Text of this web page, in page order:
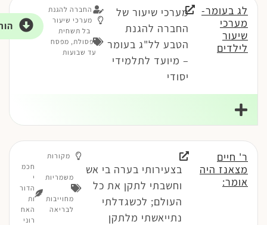
לג בעומר-
מערכי
שיעור
לילדים
מערכי שיעור של
החברה להגנת
הטבע לל"ג בעומר
– מיועד לתלמידי
יסודי
החברה להגנת
מערכי שיעור
בל תשחית
ופסולת , מפסח
עד שבועות
ר' חיים
מצאנז היה
אומר:
בצעירותי בערה בי אש
וחשבתי לתקן את כל
העולם; לכשגדלתי
נתייאשתי מלתקן
מקורות
משמריות
-
מחוייבות
לבריאה
חכמ
י
הדור
ות
האח
רוני